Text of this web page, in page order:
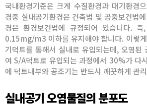
국내환경기준은 크게 수질환경과 대기환경
경중 실내공기환경은 건축법 및 공중보건법
경은 환경보건법에 규정되어 있습니다. 즉
0.15mg/m3 이하를 유지해야 합니다. 이렇
기덕트를 통해서 실내로 유입되는데, 오염된
여 S/A덕트로 유입되는 과정에서 30%가 다
에 덕트내부와 공조기는 반드시 깨끗하게 관
실내공기 오염물질의 분포도